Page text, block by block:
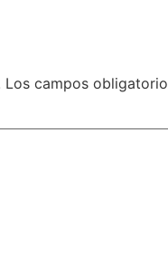
Los campos